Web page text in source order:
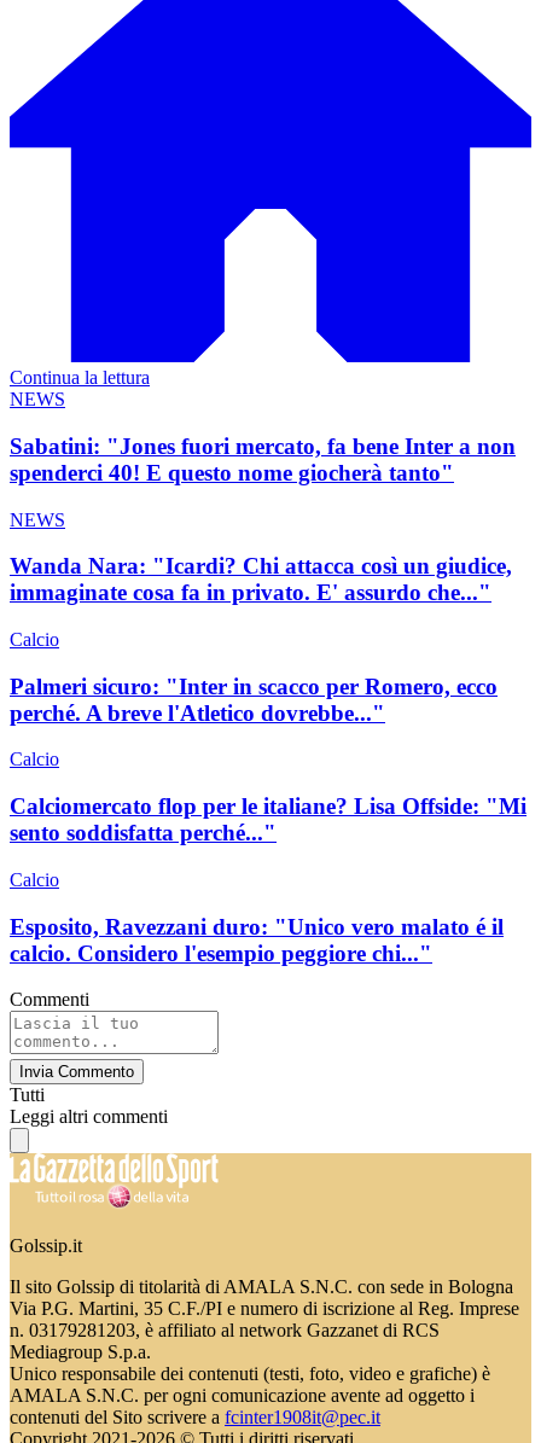
Continua la lettura
NEWS
Sabatini: "Jones fuori mercato, fa bene Inter a non
spenderci 40! E questo nome giocherà tanto"
NEWS
Wanda Nara: "Icardi? Chi attacca così un giudice,
immaginate cosa fa in privato. E' assurdo che..."
Calcio
Palmeri sicuro: "Inter in scacco per Romero, ecco
perché. A breve l'Atletico dovrebbe..."
Calcio
Calciomercato flop per le italiane? Lisa Offside: "Mi
sento soddisfatta perché..."
Calcio
Esposito, Ravezzani duro: "Unico vero malato é il
calcio. Considero l'esempio peggiore chi..."
Commenti
Invia Commento
Tutti
Leggi altri commenti
Golssip.it
Il sito Golssip di titolarità di AMALA S.N.C. con sede in Bologna
Via P.G. Martini, 35 C.F./PI e numero di iscrizione al Reg. Imprese
n. 03179281203, è affiliato al network Gazzanet di RCS
Mediagroup S.p.a.
Unico responsabile dei contenuti (testi, foto, video e grafiche) è
AMALA S.N.C. per ogni comunicazione avente ad oggetto i
contenuti del Sito scrivere a fcinter1908it@pec.it